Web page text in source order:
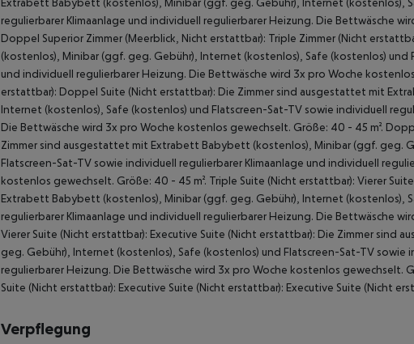
regulierbarer Klimaanlage und individuell regulierbarer Heizung. Die Bettwäsche
Doppel Superior Zimmer (Meerblick, Nicht erstattbar): Triple Zimmer (Nicht
(kostenlos), Minibar (ggf. geg. Gebühr), Internet (kostenlos), Safe (kostenlos) und
und individuell regulierbarer Heizung. Die Bettwäsche wird 3x pro Woche
erstattbar): Doppel Suite (Nicht erstattbar): Die Zimmer sind ausgestattet mit
Internet (kostenlos), Safe (kostenlos) und Flatscreen-Sat-TV sowie individuell
Die Bettwäsche wird 3x pro Woche kostenlos gewechselt. Größe: 40 - 45 m².
Zimmer sind ausgestattet mit Extrabett Babybett (kostenlos), Minibar (ggf. geg.
Flatscreen-Sat-TV sowie individuell regulierbarer Klimaanlage und individuell
kostenlos gewechselt. Größe: 40 - 45 m². Triple Suite (Nicht erstattbar): Vierer
Extrabett Babybett (kostenlos), Minibar (ggf. geg. Gebühr), Internet (kostenlos),
regulierbarer Klimaanlage und individuell regulierbarer Heizung. Die Bettwäsche
Vierer Suite (Nicht erstattbar): Executive Suite (Nicht erstattbar): Die Zimmer
geg. Gebühr), Internet (kostenlos), Safe (kostenlos) und Flatscreen-Sat-TV sowie
regulierbarer Heizung. Die Bettwäsche wird 3x pro Woche kostenlos gewechselt.
Suite (Nicht erstattbar): Executive Suite (Nicht erstattbar): Executive Suite (Nicht
Verpflegung